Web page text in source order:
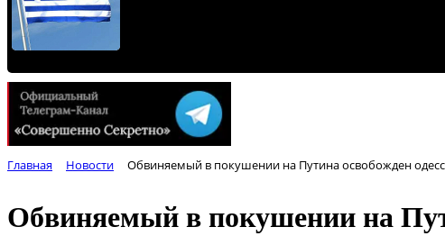
Главная Новости Обвиняемый в покушении на Путина освобожден
Обвиняемый в покушении на